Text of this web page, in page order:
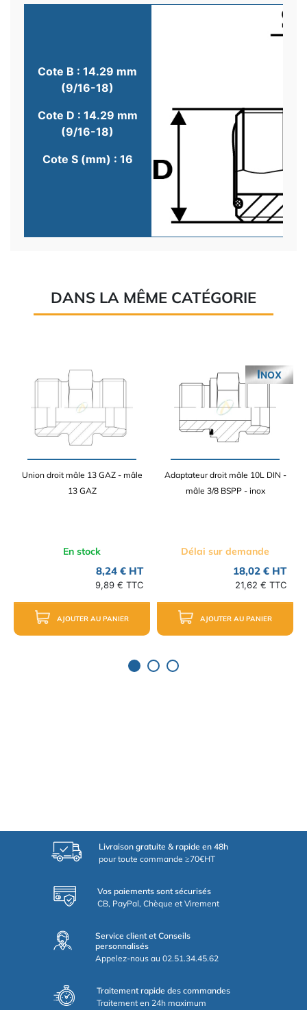
Cote B : 14.29 mm
(9/16-18)
Cote D : 14.29 mm
(9/16-18)
Cote S (mm) : 16
DANS LA MÊME CATÉGORIE
Union droit mâle 13 GAZ - mâle
13 GAZ
En stock
8,24 € HT
9,89 € TTC
AJOUTER AU PANIER
Adaptateur droit mâle 10L DIN -
mâle 3/8 BSPP - inox
Délai sur demande
18,02 € HT
21,62 € TTC
AJOUTER AU PANIER
INOX
Livraison gratuite & rapide en 48h
pour toute commande ≥70€HT
Vos paiements sont sécurisés
CB, PayPal, Chèque et Virement
Service client et Conseils
personnalisés
Appelez-nous au 02.51.34.45.62
Traitement rapide des commandes
Traitement en 24h maximum